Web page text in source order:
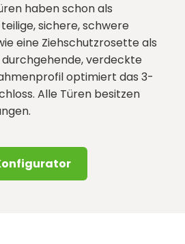
haben schon als
sichere, schwere
eine Ziehschutzrosette als
durchgehende, verdeckte
optimiert das 3-
Alle Türen besitzen